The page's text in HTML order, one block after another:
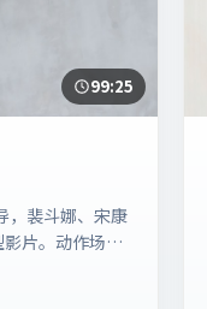
99:25
，裴斗娜、宋康
片。动作场面
信息可供检索